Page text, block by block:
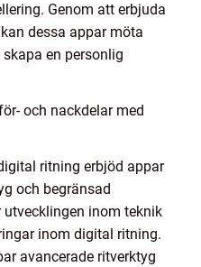
Genom att erbjuda
dessa appar möta
en personlig
och nackdelar med
ritning erbjöd appar
och begränsad
inom teknik
inom digital ritning.
avancerade ritverktyg